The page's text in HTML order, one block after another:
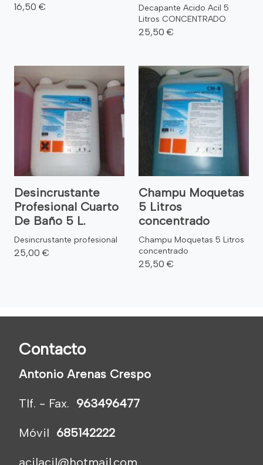
16,50 €
Decapante Acido Acil 5
Litros CONCENTRADO
25,50 €
Desincrustante
Profesional Cuarto
De Baño 5 L.
Desincrustante profesional
25,00 €
Champu Moquetas
5 Litros
concentrado
Champu Moquetas 5 Litros
concentrado
25,50 €
Contacto
Antonio Arenas Crespo
Tlf. - Fax. 963496477
Móvil 685142222
acilacil@hotmail.com